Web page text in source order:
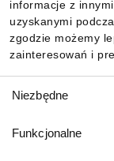
informacje z
uzyskanymi
zgodzie możemy
zainteresowań i
zgody
Niezbędne
Funkcjonalne